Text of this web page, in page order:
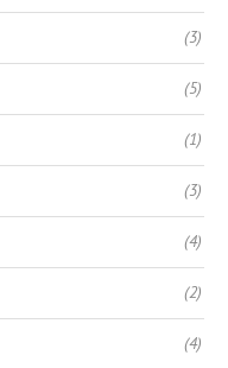
(3)
(5)
(1)
(3)
(4)
(2)
(4)